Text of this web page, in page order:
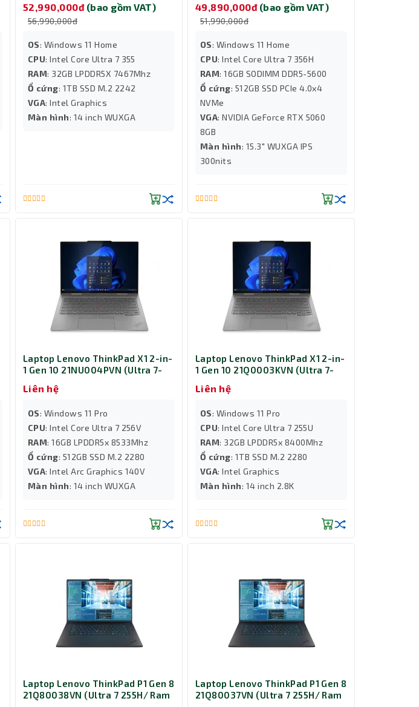
Touch/ Windows 11 Home/
Office/ 3Y/ Xám)
52,990,000đ (bao gồm VAT)
56,990,000đ
OS: Windows 11 Home
CPU: Intel Core Ultra 7 355
RAM: 32GB LPDDR5X 7467Mhz
Ổ cứng: 1TB SSD M.2 2242
VGA: Intel Graphics
Màn hình: 14 inch WUXGA
8GB/ Windows 11 Home/ 2Y/
Xám)
49,890,000đ (bao gồm VAT)
51,990,000đ
OS: Windows 11 Home
CPU: Intel Core Ultra 7 356H
RAM: 16GB SODIMM DDR5-5600
Ổ cứng: 512GB SSD PCIe 4.0x4
NVMe
VGA: NVIDIA GeForce RTX 5060
8GB
Màn hình: 15.3" WUXGA IPS
300nits
Laptop Lenovo ThinkPad X1 2-in-
1 Gen 10 21NU004PVN (Ultra 7-
Windows 11 Pro/ 3Y/ Xám)
Liên hệ
OS: Windows 11 Pro
CPU: Intel Core Ultra 7 256V
RAM: 16GB LPDDR5x 8533Mhz
Ổ cứng: 512GB SSD M.2 2280
VGA: Intel Arc Graphics 140V
Màn hình: 14 inch WUXGA
Laptop Lenovo ThinkPad X1 2-in-
1 Gen 10 21Q0003KVN (Ultra 7-
Windows 11 Pro/ 3Y/ Xám)
Liên hệ
OS: Windows 11 Pro
CPU: Intel Core Ultra 7 255U
RAM: 32GB LPDDR5x 8400Mhz
Ổ cứng: 1TB SSD M.2 2280
VGA: Intel Graphics
Màn hình: 14 inch 2.8K
Laptop Lenovo ThinkPad P1 Gen 8
21Q80038VN (Ultra 7 255H/ Ram
Laptop Lenovo ThinkPad P1 Gen 8
21Q80037VN (Ultra 7 255H/ Ram